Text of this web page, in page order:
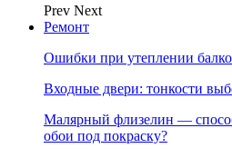
Prev Next
Ремонт
Ошибки при утеплении
Входные двери: тонкости
Малярный флизелин —
обои под покраску?